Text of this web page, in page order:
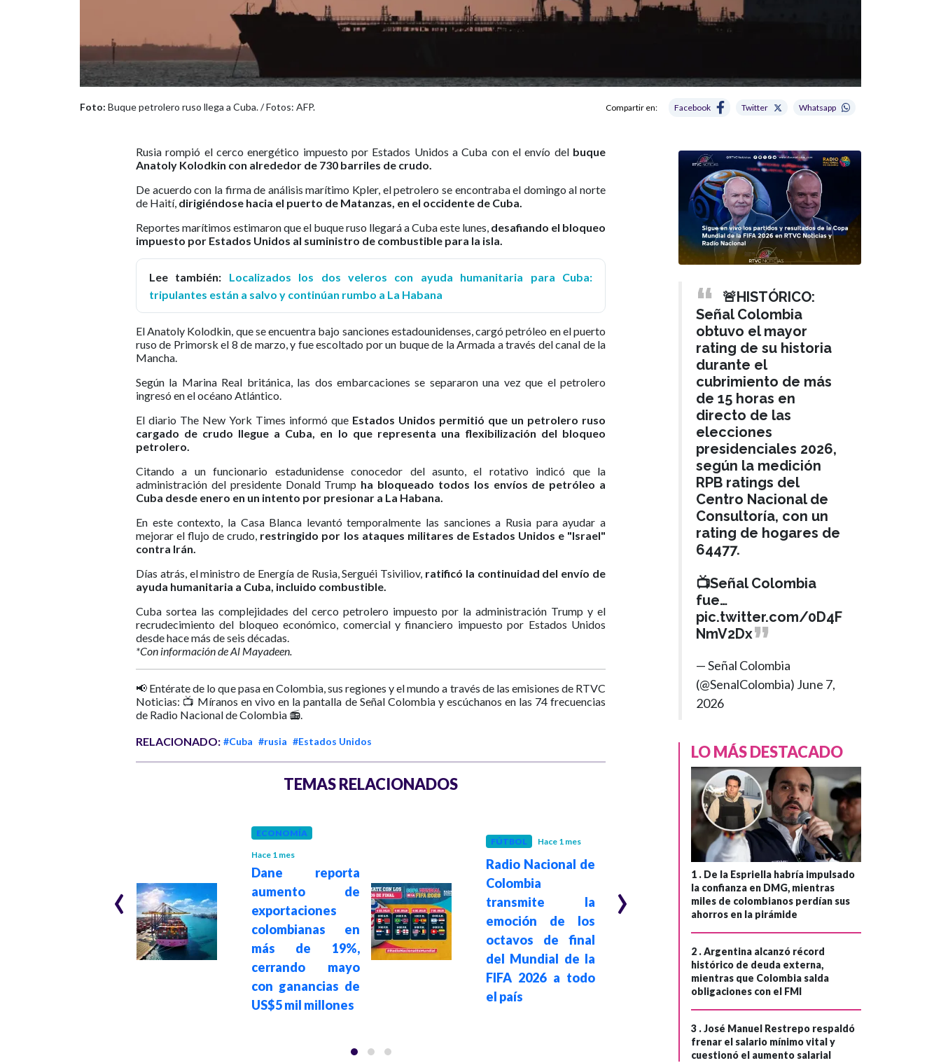
Foto: Buque petrolero ruso llega a Cuba. / Fotos: AFP. Compartir en: Facebook Twitter Whatsapp
Rusia rompió el cerco energético impuesto por Estados Unidos a Cuba con el envío del buque
Anatoly Kolodkin con alrededor de 730 barriles de crudo.
De acuerdo con la firma de análisis marítimo Kpler, el petrolero se encontraba el domingo al norte
de Haití, dirigiéndose hacia el puerto de Matanzas, en el occidente de Cuba.
Reportes marítimos estimaron que el buque ruso llegará a Cuba este lunes, desafiando el bloqueo
impuesto por Estados Unidos al suministro de combustible para la isla.
Lee también: Localizados los dos veleros con ayuda humanitaria para Cuba:
tripulantes están a salvo y continúan rumbo a La Habana
El Anatoly Kolodkin, que se encuentra bajo sanciones estadounidenses, cargó petróleo en el puerto
ruso de Primorsk el 8 de marzo, y fue escoltado por un buque de la Armada a través del canal de la
Mancha.
Según la Marina Real británica, las dos embarcaciones se separaron una vez que el petrolero
ingresó en el océano Atlántico.
El diario The New York Times informó que Estados Unidos permitió que un petrolero ruso
cargado de crudo llegue a Cuba, en lo que representa una flexibilización del bloqueo
petrolero.
Citando a un funcionario estadunidense conocedor del asunto, el rotativo indicó que la
administración del presidente Donald Trump ha bloqueado todos los envíos de petróleo a
Cuba desde enero en un intento por presionar a La Habana.
En este contexto, la Casa Blanca levantó temporalmente las sanciones a Rusia para ayudar a
mejorar el flujo de crudo, restringido por los ataques militares de Estados Unidos e "Israel"
contra Irán.
Días atrás, el ministro de Energía de Rusia, Serguéi Tsiviliov, ratificó la continuidad del envío de
ayuda humanitaria a Cuba, incluido combustible.
Cuba sortea las complejidades del cerco petrolero impuesto por la administración Trump y el
recrudecimiento del bloqueo económico, comercial y financiero impuesto por Estados Unidos
desde hace más de seis décadas.
*Con información de Al Mayadeen.
📢 Entérate de lo que pasa en Colombia, sus regiones y el mundo a través de las emisiones de RTVC
Noticias: 📺 Míranos en vivo en la pantalla de Señal Colombia y escúchanos en las 74 frecuencias
de Radio Nacional de Colombia 📻.
RELACIONADO: #Cuba #rusia #Estados Unidos
TEMAS RELACIONADOS
"Beto Coral es un
preso político y de
ECONOMÍA
Hace 1 mes
Dane reporta
aumento de
exportaciones
colombianas en
más de 19%,
cerrando mayo
con ganancias de
US$5 mil millones
FÚTBOL Hace 1 mes
Radio Nacional de
Colombia
transmite la
emoción de los
octavos de final
del Mundial de la
FIFA 2026 a todo
el país
ESTADOS UNIDOS
Hace 1 mes
Donald Trump
habría ganado
miles de millones
de dólares
procedentes de
criptomonedas
que se
beneficiaron de
presidencia
‹ ›
🚨HISTÓRICO:
Señal Colombia
obtuvo el mayor
rating de su historia
durante el
cubrimiento de más
de 15 horas en
directo de las
elecciones
presidenciales 2026,
según la medición
RPB ratings del
Centro Nacional de
Consultoría, con un
rating de hogares de
64477.
📺Señal Colombia
fue…
pic.twitter.com/0D4F
NmV2Dx
— Señal Colombia
(@SenalColombia) June 7,
2026
LO MÁS DESTACADO
1 . De la Espriella habría impulsado
la confianza en DMG, mientras
miles de colombianos perdían sus
ahorros en la pirámide
2 .Argentina alcanzó récord
histórico de deuda externa,
mientras que Colombia salda
obligaciones con el FMI
3 .José Manuel Restrepo respaldó
frenar el salario mínimo vital y
cuestionó el aumento salarial